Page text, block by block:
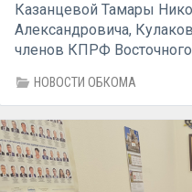
Казанцевой Тамары
Александровича,
членов КПРФ
Ставропольскую к
пруда установлен
участнику ВОВ
НОВОСТИ ОБКОМА